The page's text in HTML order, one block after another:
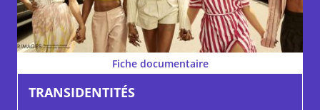
Fiche documentaire
TRANSIDENTITÉS